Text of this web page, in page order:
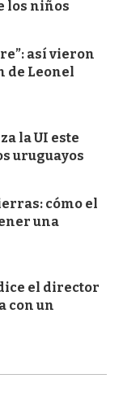
los niños
así vieron
de Leonel
la UI este
uruguayos
cómo el
una
el director
con un